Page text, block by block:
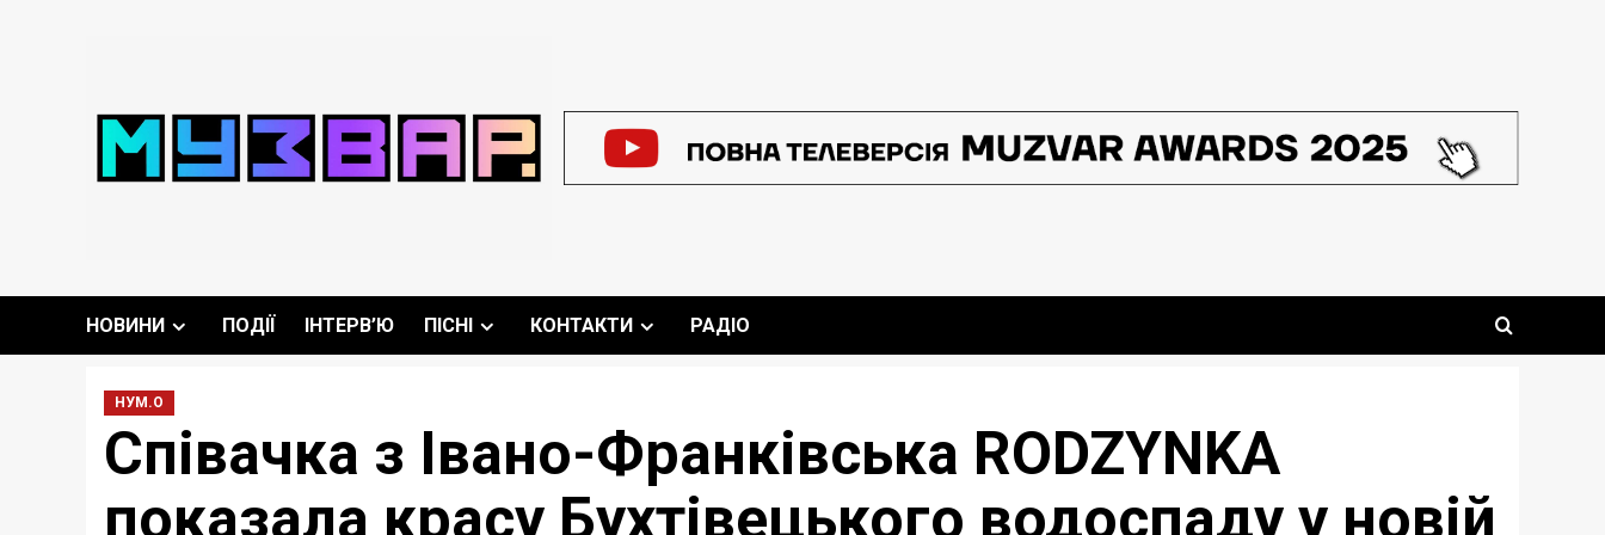
НОВИНИ ПОДІЇ ІНТЕРВ’Ю ПІСНІ КОНТАКТИ РАДІО
НУМ.О
Співачка з Івано-Франківська RODZYNKA
показала красу Бухтівецького водоспаду у новій